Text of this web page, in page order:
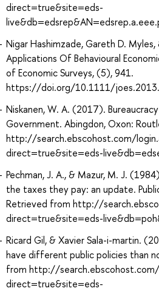
direct=true&site=eds-
Nigar Hashimzade, Gareth D.
Applications Of Behavioural
of Economic Surveys, (5), 941.
https://doi.org/10.1111/
Niskanen, W. A. (2017).
Government. Abingdon, Oxon:
http://search.ebscohost.com/
direct=true&site=eds-
Pechman, J. A., & Mazur, M. J.
the taxes they pay: an update.
Retrieved from http://
direct=true&site=eds-
Ricard Gil, & Xavier Sala-i-martin.
have different public policies than
from http://
direct=true&site=eds-